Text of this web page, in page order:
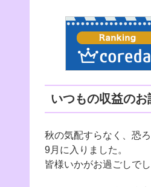
いつもの収益の
秋の気配すらなく、恐
9月に入りました。
皆様いかがお過ごしで